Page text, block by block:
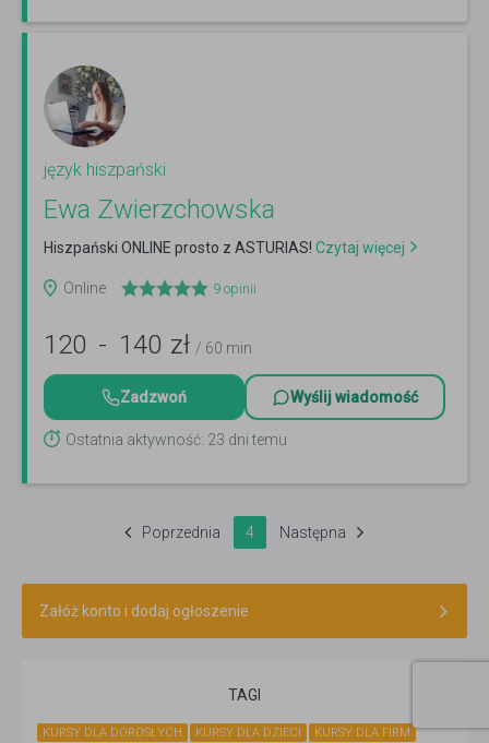
język hiszpański
Ewa Zwierzchowska
Hiszpański ONLINE prosto z ASTURIAS! Czytaj więcej
Online 9 opinii
120 - 140 zł / 60 min
Zadzwoń Wyślij wiadomość
Ostatnia aktywność: 23 dni temu
Poprzednia 4 Następna
Załóż konto i dodaj ogłoszenie
TAGI
KURSY DLA DOROSŁYCH KURSY DLA DZIECI KURSY DLA FIRM